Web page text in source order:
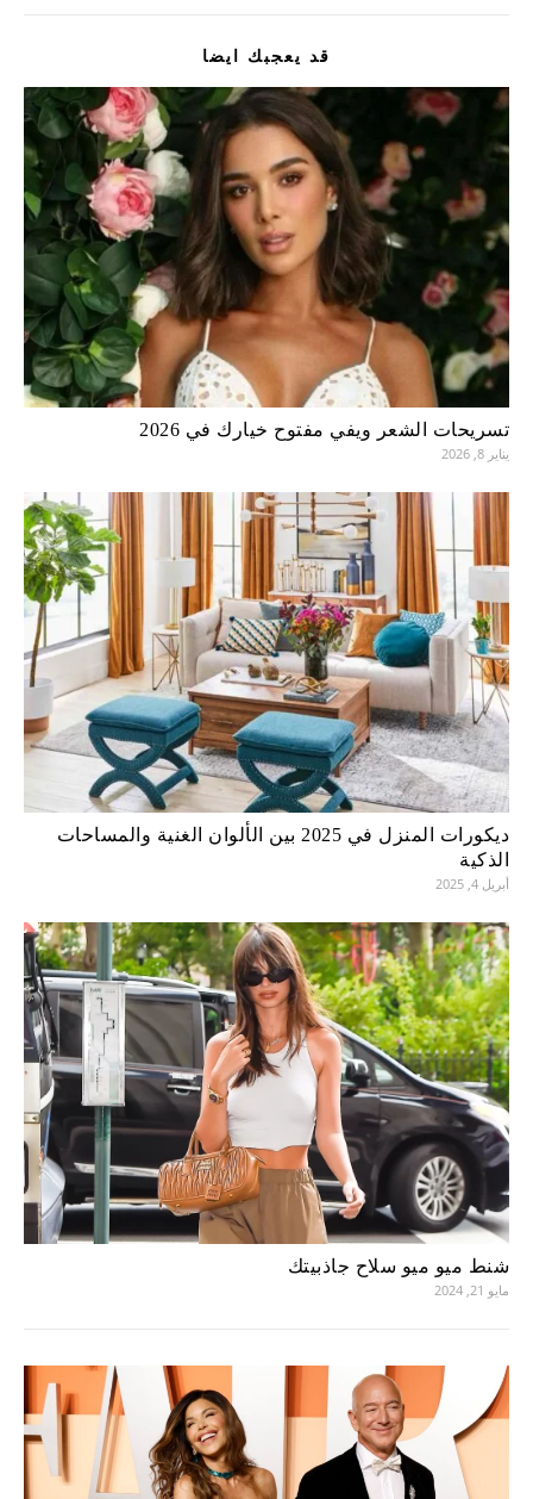
قد يعجبك ايضا
تسريحات الشعر ويفي مفتوح خيارك في 2026
يناير 8, 2026
ديكورات المنزل في 2025 بين الألوان الغنية والمساحات
الذكية
أبريل 4, 2025
شنط ميو ميو سلاح جاذبيتك
مايو 21, 2024